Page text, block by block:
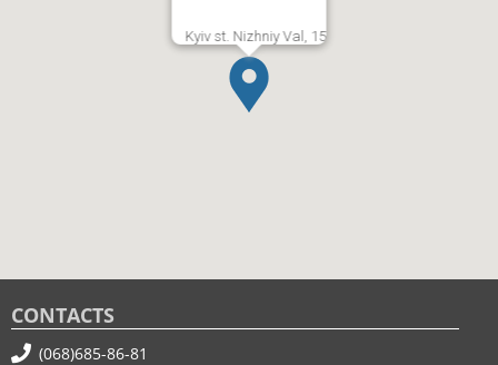
Kyiv st. Nizhniy Val, 15
CONTACTS
(068)685-86-81